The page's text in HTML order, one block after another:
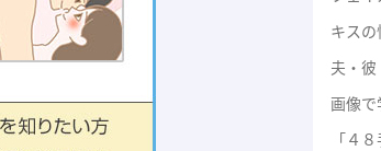
キスの
夫・
画像
「４